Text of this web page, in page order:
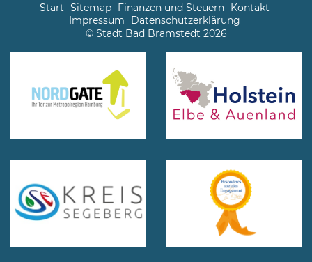
Start Sitemap Finanzen und Steuern Kontakt
Impressum
Datenschutzerklärung
© Stadt Bad Bramstedt 2026